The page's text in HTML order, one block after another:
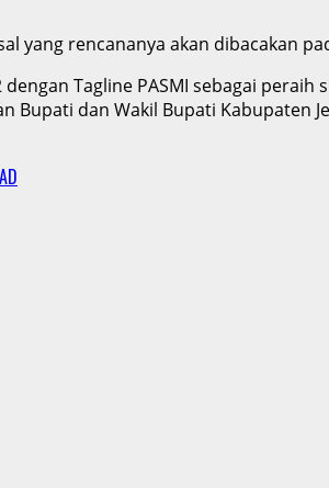
yang rencananya akan dibacakan
Tagline PASMI sebagai peraih
dan Wakil Bupati Kabupaten